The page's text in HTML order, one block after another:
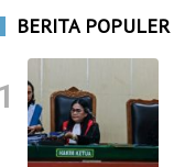
BERITA POPULER